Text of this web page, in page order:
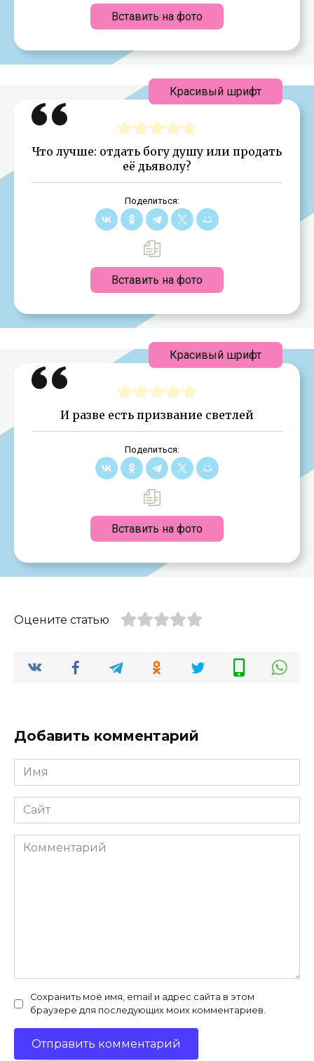
Вставить на фото
Что лучше: отдать богу душу или продать
её дьяволу?
Поделиться:
Вставить на фото
Красивый шрифт
И разве есть призвание светлей
Поделиться:
Вставить на фото
Красивый шрифт
Оцените статью
Добавить комментарий
Имя
*
Сайт
Комментарий
Сохранить моё имя, email и адрес сайта в этом
браузере для последующих моих комментариев.